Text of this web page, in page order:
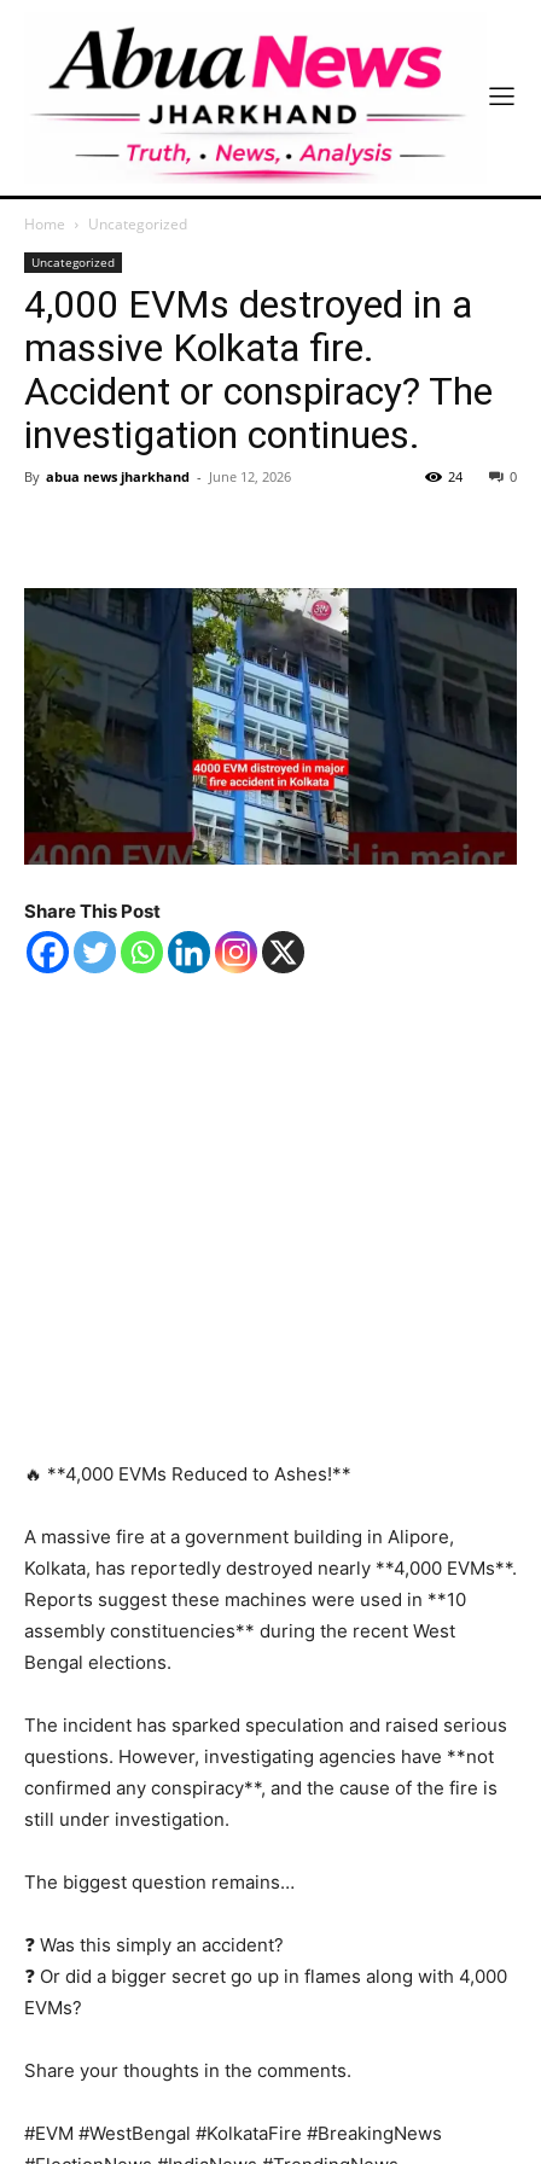
Home Uncategorized
Uncategorized
4,000 EVMs destroyed in a
massive Kolkata fire.
Accident or conspiracy? The
investigation continues.
By abua news jharkhand - June 12, 2026 0
24
Share This Post
🔥 **4,000 EVMs Reduced to Ashes!**
A massive fire at a government building in Alipore,
Kolkata, has reportedly destroyed nearly **4,000 EVMs**.
Reports suggest these machines were used in **10
assembly constituencies** during the recent West
Bengal elections.
The incident has sparked speculation and raised serious
questions. However, investigating agencies have **not
confirmed any conspiracy**, and the cause of the fire is
still under investigation.
The biggest question remains…
❓ Was this simply an accident?
❓ Or did a bigger secret go up in flames along with 4,000
EVMs?
Share your thoughts in the comments.
#EVM #WestBengal #KolkataFire #BreakingNews